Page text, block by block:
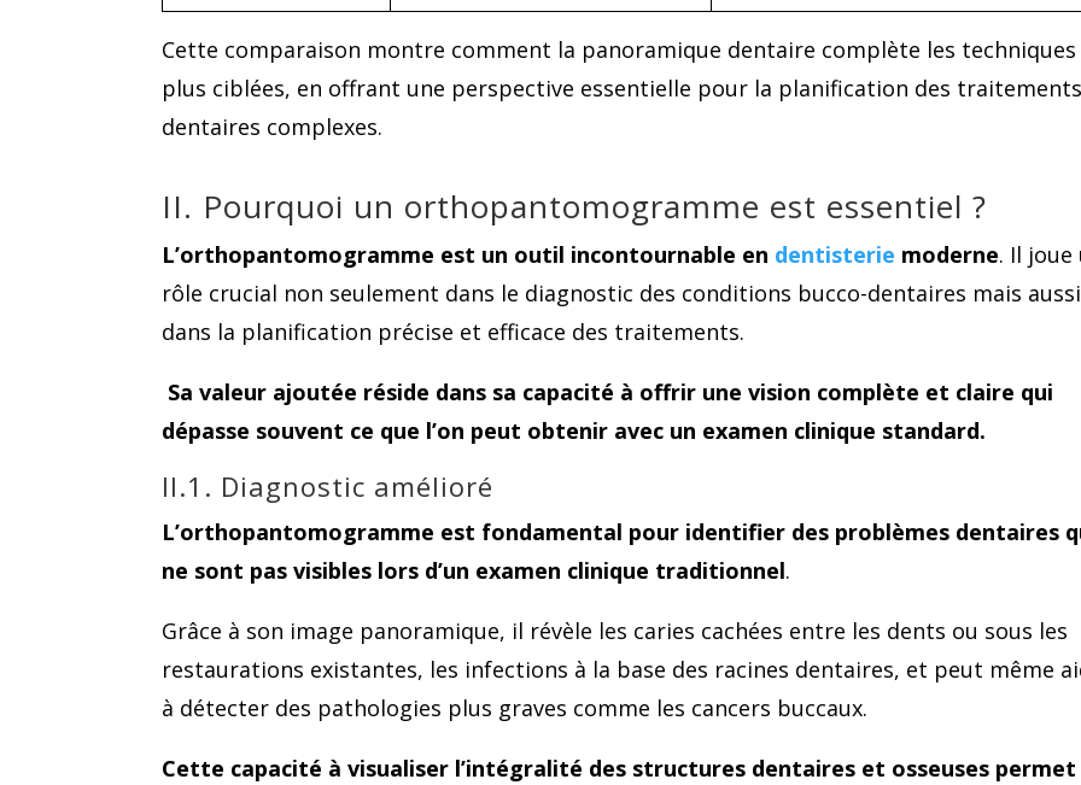
Cette comparaison montre comment la panoramique dentaire complète les techniques
plus ciblées, en offrant une perspective essentielle pour la planification des
dentaires complexes.
II. Pourquoi un orthopantomogramme est essentiel ?
L’orthopantomogramme est un outil incontournable en dentisterie moderne. Il joue
rôle crucial non seulement dans le diagnostic des conditions bucco-dentaires mais aussi
dans la planification précise et efficace des traitements.
Sa valeur ajoutée réside dans sa capacité à offrir une vision complète et claire qui
dépasse souvent ce que l’on peut obtenir avec un examen clinique standard.
II.1. Diagnostic amélioré
L’orthopantomogramme est fondamental pour identifier des problèmes dentaires
ne sont pas visibles lors d’un examen clinique traditionnel.
Grâce à son image panoramique, il révèle les caries cachées entre les dents ou sous les
restaurations existantes, les infections à la base des racines dentaires, et peut même
à détecter des pathologies plus graves comme les cancers buccaux.
Cette capacité à visualiser l’intégralité des structures dentaires et osseuses permet